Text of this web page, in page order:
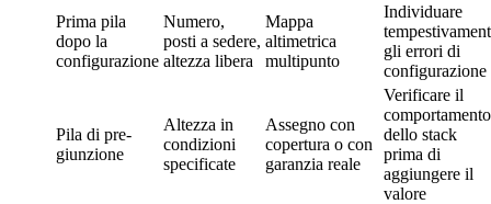
Prima pila
dopo la
configurazione
Numero,
posti a sedere,
altezza libera
Mappa
altimetrica
multipunto
Individuare
gli errori di
configurazione
Pila di pre-
giunzione
Altezza in
condizioni
specificate
Assegno con
copertura o con
garanzia reale
Verificare il
comportamento
dello stack
prima di
aggiungere il
valore